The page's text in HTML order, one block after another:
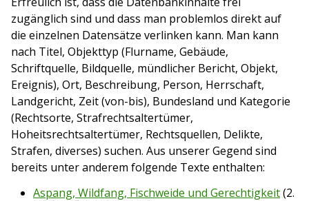
zugänglich sind und dass man problemlos direkt auf
die einzelnen Datensätze verlinken kann. Man kann
nach Titel, Objekttyp (Flurname, Gebäude,
Schriftquelle, Bildquelle, mündlicher Bericht, Objekt,
Ereignis), Ort, Beschreibung, Person, Herrschaft,
Landgericht, Zeit (von-bis), Bundesland und Kategorie
(Rechtsorte, Strafrechtsaltertümer,
Hoheitsrechtsaltertümer, Rechtsquellen, Delikte,
Strafen, diverses) suchen. Aus unserer Gegend sind
bereits unter anderem folgende Texte enthalten:
Aspang, Wildfang, Fischweide und Gerechtigkeit(2.